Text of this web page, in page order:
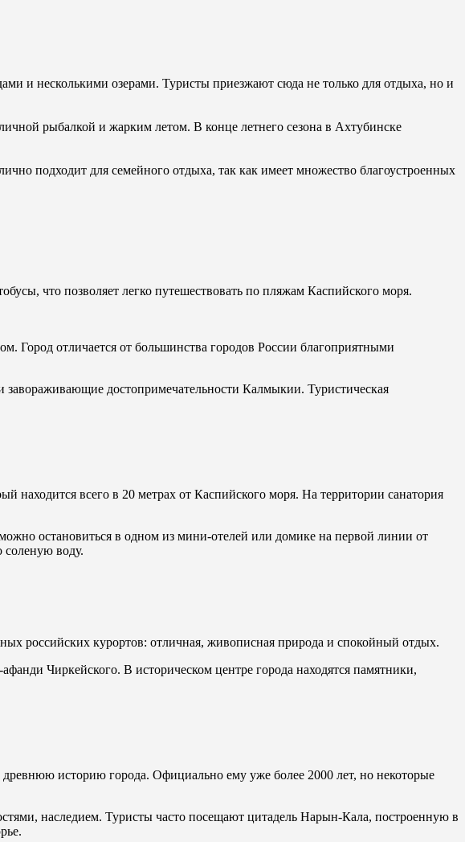
и несколькими озерами. Туристы приезжают сюда не только для отдыха, но и
рыбалкой и жарким летом. В конце летнего сезона в Ахтубинске
подходит для семейного отдыха, так как имеет множество благоустроенных
что позволяет легко путешествовать по пляжам Каспийского моря.
Город отличается от большинства городов России благоприятными
достопримечательности Калмыкии. Туристическая
находится всего в 20 метрах от Каспийского моря. На территории санатория
остановиться в одном из мини-отелей или домике на первой линии от
соленую воду.
российских курортов: отличная, живописная природа и спокойный отдых.
Чиркейского. В историческом центре города находятся памятники,
древнюю историю города. Официально ему уже более 2000 лет, но некоторые
наследием. Туристы часто посещают цитадель Нарын-Кала, построенную в